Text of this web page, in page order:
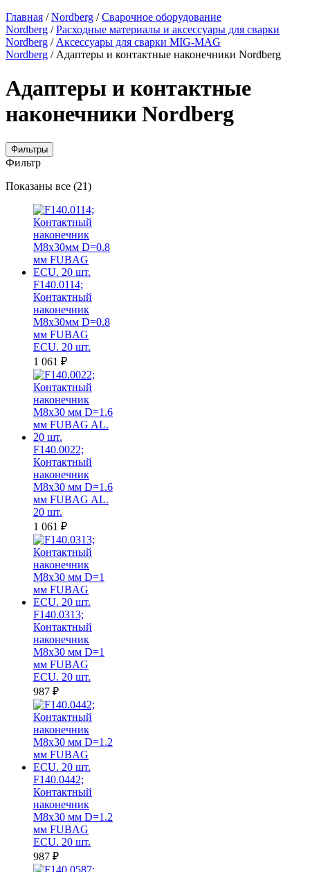
Главная /Nordberg /Сварочное оборудование
Nordberg /Расходные материалы и аксессуары для сварки
Nordberg / Аксессуары для сварки MIG-MAG
Nordberg / Адаптеры и контактные наконечники Nordberg
Адаптеры и контактные
наконечники Nordberg
Фильтры
Фильтр
Показаны все (21)Цены:
убыванию
F140.0114;
Контактный
наконечник
M8х30мм D=0.8
мм FUBAG
ECU. 20 шт.
1 061 ₽
F140.0022;
Контактный
наконечник
M8х30 мм D=1.6
мм FUBAG AL.
20 шт.
1 061 ₽
F140.0313;
Контактный
наконечник
M8х30 мм D=1
мм FUBAG
ECU. 20 шт.
987 ₽
F140.0442;
Контактный
наконечник
M8х30 мм D=1.2
мм FUBAG
ECU. 20 шт.
987 ₽